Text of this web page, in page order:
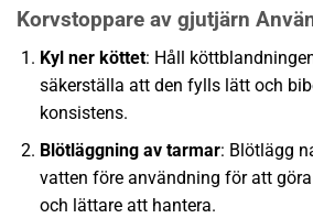
Korvstoppare av gjutjärn
Kyl ner köttet: Håll
säkerställa att den fylls lätt och
konsistens.
Blötläggning av tarmar: Blötlägg
vatten före användning för att
och lättare att hantera.